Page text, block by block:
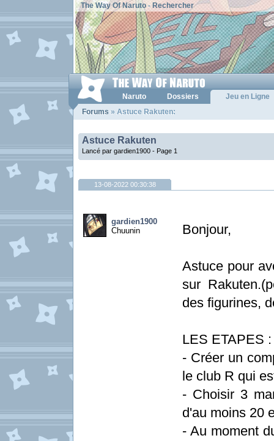
The Way Of Naruto- Rechercher
Naruto Dossiers
Jeu en Ligne
Forums » Astuce Rakuten:
Astuce Rakuten
Lancé par gardien1900 - Page 1
13-08-2022 00:30:38
gardien1900
Chuunin
Bonjour,
Astuce pour
sur
des figurines,
LES ETAPES :
- Créer un
le club R qui
- Choisir 3
d'au moins 20
- Au moment